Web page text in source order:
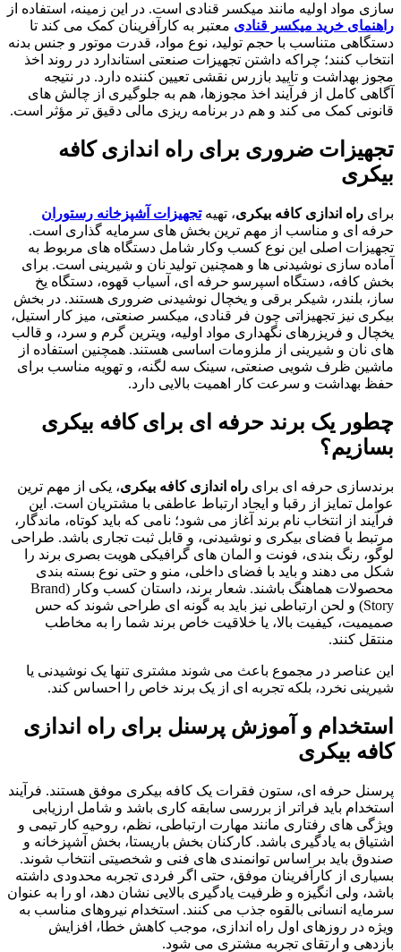
سازی مواد اولیه مانند میکسر قنادی است. در این زمینه، استفاده از
راهنمای خرید میکسر قنادی معتبر به کارآفرینان کمک می کند تا
دستگاهی متناسب با حجم تولید، نوع مواد، قدرت موتور و جنس بدنه
انتخاب کنند؛ چراکه داشتن تجهیزات صنعتی استاندارد در روند اخذ
مجوز بهداشت و تایید بازرس نقشی تعیین کننده دارد. در نتیجه
آگاهی کامل از فرآیند اخذ مجوزها، هم به جلوگیری از چالش های
قانونی کمک می کند و هم در برنامه ریزی مالی دقیق تر مؤثر است.
تجهیزات ضروری برای راه اندازی کافه
بیکری
برای راه اندازی کافه بیکری، تهیه تجهیزات آشپزخانه رستوران
حرفه ای و مناسب از مهم ترین بخش های سرمایه گذاری است.
تجهیزات اصلی این نوع کسب وکار شامل دستگاه های مربوط به
آماده سازی نوشیدنی ها و همچنین تولید نان و شیرینی است. برای
بخش کافه، دستگاه اسپرسو حرفه ای، آسیاب قهوه، دستگاه یخ
ساز، بلندر، شیکر برقی و یخچال نوشیدنی ضروری هستند. در بخش
بیکری نیز تجهیزاتی چون فر قنادی، میکسر صنعتی، میز کار استیل،
یخچال و فریزرهای نگهداری مواد اولیه، ویترین گرم و سرد، و قالب
های نان و شیرینی از ملزومات اساسی هستند. همچنین استفاده از
ماشین ظرف شویی صنعتی، سینک سه لگنه، و تهویه مناسب برای
حفظ بهداشت و سرعت کار اهمیت بالایی دارد.
چطور یک برند حرفه ای برای کافه بیکری
بسازیم؟
برندسازی حرفه ای برای راه اندازی کافه بیکری، یکی از مهم ترین
عوامل تمایز از رقبا و ایجاد ارتباط عاطفی با مشتریان است. این
فرآیند از انتخاب نام برند آغاز می شود؛ نامی که باید کوتاه، ماندگار،
مرتبط با فضای بیکری و نوشیدنی، و قابل ثبت تجاری باشد. طراحی
لوگو، رنگ بندی، فونت و المان های گرافیکی هویت بصری برند را
شکل می دهند و باید با فضای داخلی، منو و حتی نوع بسته بندی
محصولات هماهنگ باشند. شعار برند، داستان کسب وکار (Brand
Story) و لحن ارتباطی نیز باید به گونه ای طراحی شوند که حس
صمیمیت، کیفیت بالا، یا خلاقیت خاص برند شما را به مخاطب
منتقل کنند.
این عناصر در مجموع باعث می شوند مشتری تنها یک نوشیدنی یا
شیرینی نخرد، بلکه تجربه ای از یک برند خاص را احساس کند.
استخدام و آموزش پرسنل برای راه اندازی
کافه بیکری
پرسنل حرفه ای، ستون فقرات یک کافه بیکری موفق هستند. فرآیند
استخدام باید فراتر از بررسی سابقه کاری باشد و شامل ارزیابی
ویژگی های رفتاری مانند مهارت ارتباطی، نظم، روحیه کار تیمی و
اشتیاق به یادگیری باشد. کارکنان بخش باریستا، بخش آشپزخانه و
صندوق باید بر اساس توانمندی های فنی و شخصیتی انتخاب شوند.
بسیاری از کارآفرینان موفق، حتی اگر فردی تجربه محدودی داشته
باشد، ولی انگیزه و ظرفیت یادگیری بالایی نشان دهد، او را به عنوان
سرمایه انسانی بالقوه جذب می کنند. استخدام نیروهای مناسب به
ویژه در روزهای اول راه اندازی، موجب کاهش خطا، افزایش
بازدهی و ارتقای تجربه مشتری می شود.